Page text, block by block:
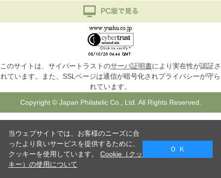
このサイトは、サイバートラストのサーバ証明書により実在性が認証さ
れています。また、SSLページは通信が暗号化されプライバシーが守ら
れています。
Copyright © Japan Philatelic Co., Ltd. All Rights Reserved.
当ウェブサイトでは、お客様のニーズに合
ったより良いサービスを提供するために、
クッキーを使用しています。 Cookie（クッ
キー）の使用について
Ｏ Ｋ